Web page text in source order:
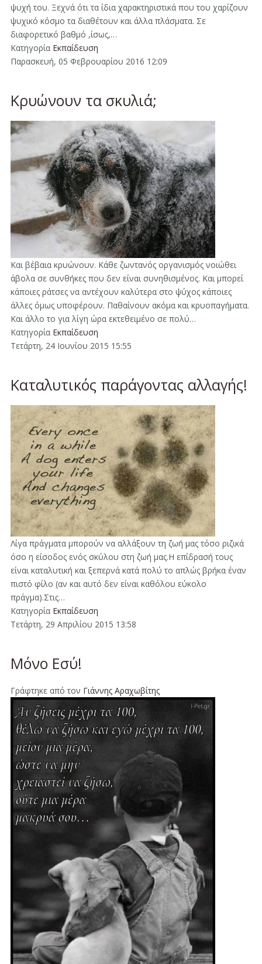
ψυχή του. Ξεχνά ότι τα ίδια χαρακτηριστικά που του χαρίζουν
ψυχικό κόσμο τα διαθέτουν και άλλα πλάσματα. Σε
διαφορετικό βαθμό ,ίσως,…
Κατηγορία Εκπαίδευση
Παρασκευή, 05 Φεβρουαρίου 2016 12:09
Κρυώνουν τα σκυλιά;
Και βέβαια κρυώνουν. Κάθε ζωντανός οργανισμός νοιώθει
άβολα σε συνθήκες που δεν είναι συνηθισμένος. Και μπορεί
κάποιες ράτσες να αντέχουν καλύτερα στο ψύχος κάποιες
άλλες όμως υποφέρουν. Παθαίνουν ακόμα και κρυοπαγήματα.
Και άλλο το για λίγη ώρα εκτεθειμένο σε πολύ…
Κατηγορία Εκπαίδευση
Τετάρτη, 24 Ιουνίου 2015 15:55
Καταλυτικός παράγοντας αλλαγής!
Λίγα πράγματα μπορούν να αλλάξουν τη ζωή μας τόσο ριζικά
όσο η είσοδος ενός σκύλου στη ζωή μας.Η επίδρασή τους
είναι καταλυτική και ξεπερνά κατά πολύ το απλώς βρήκα έναν
πιστό φίλο (αν και αυτό δεν είναι καθόλου εύκολο
πράγμα).Στις…
Κατηγορία Εκπαίδευση
Τετάρτη, 29 Απριλίου 2015 13:58
Μόνο Εσύ!
Γράφτηκε από τον Γιάννης Αραχωβίτης